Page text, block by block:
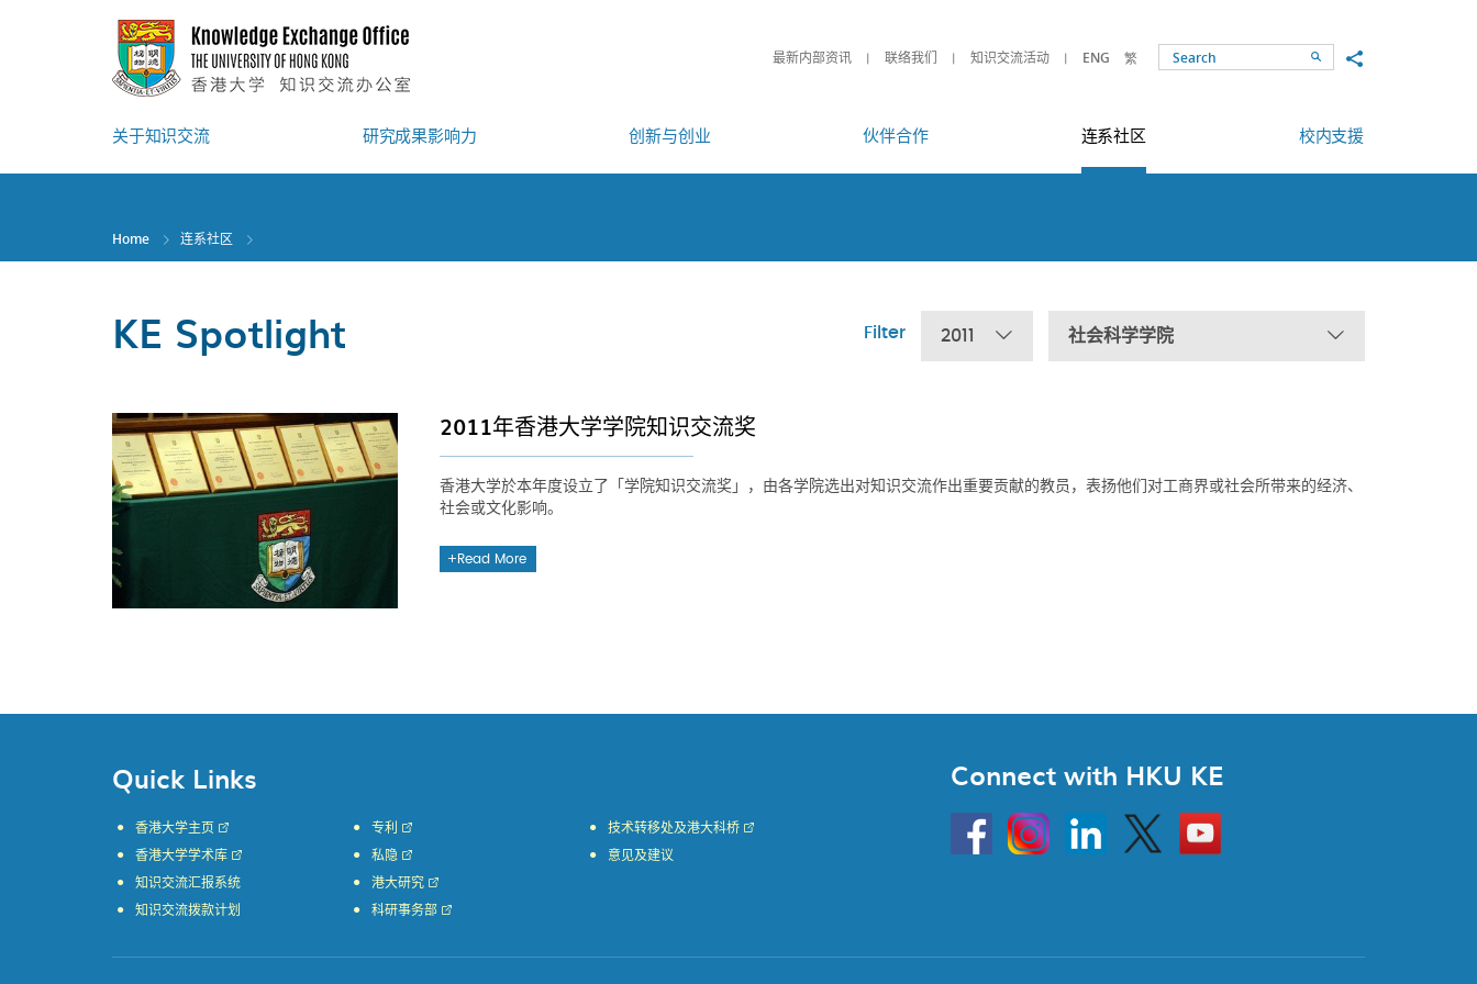
最新内部资讯 联络我们 知识交流活动 ENG 繁 SearchShare to
关于知识交流 研究成果影响力 创新与创业 伙伴合作 连系社区 校内支援
Home 连系社区
KE Spotlight Filter 2011 社会科学学院
2011年香港大学学院知识交流奖
香港大学於本年度设立了「学院知识交流奖」，由各学院选出对知识交流作出重要贡献的教员，表扬他们对工商界或社会所带来的经济、
社会或文化影响。
Read More
Quick Links
香港大学主页
香港大学学术库
知识交流汇报系统
知识交流拨款计划
专利
私隐
港大研究
科研事务部
技术转移处及港大科桥
意见及建议
Connect with HKU KE
HKU
InstagramLinkedin Twitter
Go
to
HKU